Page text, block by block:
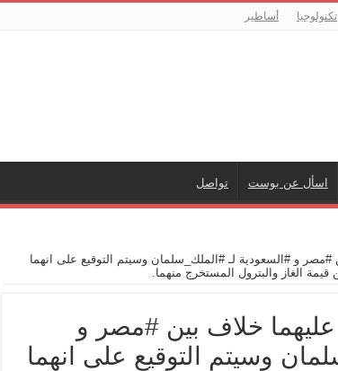
تكنولوجيا أساطير
اسأل عن بوست تواصل
‫#‏السيسي‬ يبيع جزيرتين عليهما خلاف بين ‫#‏مصر‬ و ‫#‏السعودية‬ لـ ‫#‏الملك_سلمان‬ وسيتم التوقيع على انهما
‫#‏السيسي‬ يبيع جزيرتين عليهما خلاف بين ‫#‏مصر‬ و
‫#‏السعودية‬ لـ ‫#‏الملك_سلمان‬ وسيتم التوقيع على انهما